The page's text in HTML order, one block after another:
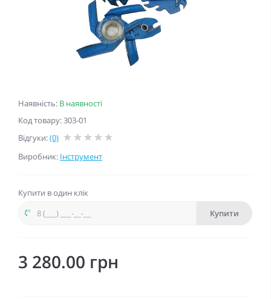
Наявність: В наявності
Код товару: 303-01
Відгуки:(0)
Виробник: Інструмент
Купити в один клік
Купити
3 280.00 грн